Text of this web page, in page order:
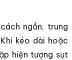
ngắn, trung
kéo dài hoặc
hiện tượng sụt